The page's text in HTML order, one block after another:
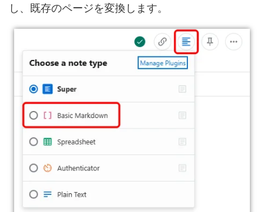
し、既存のページを変換します。